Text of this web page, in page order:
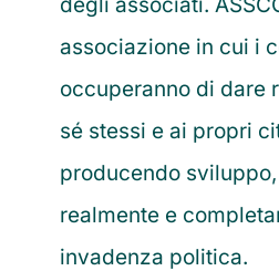
associazione in cui i
occuperanno di dare
sé stessi e ai propri
producendo
realmente e
invadenza politica.